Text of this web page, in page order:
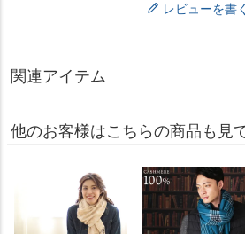
レビューを書く
関連アイテム
他のお客様はこちらの商品も見